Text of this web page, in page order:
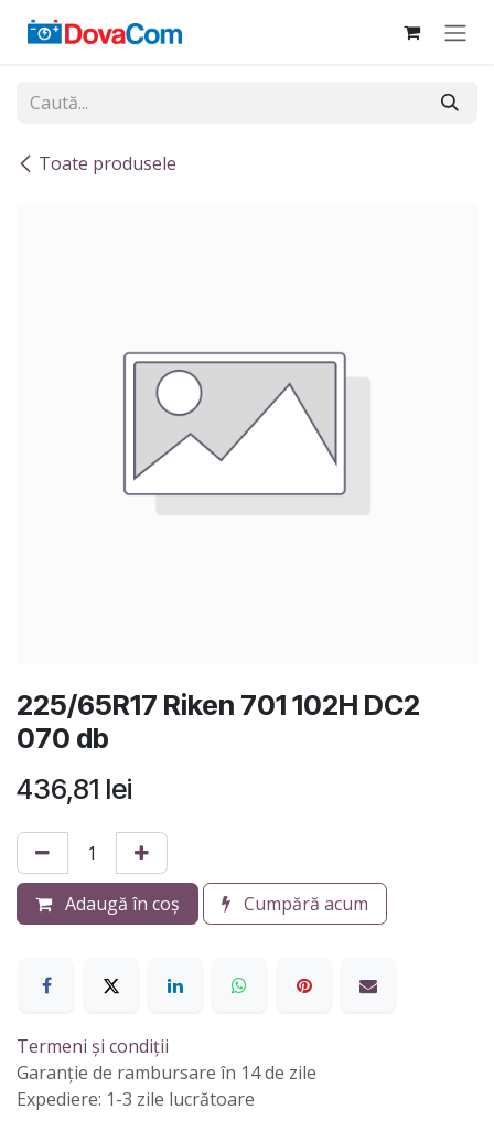
Toate produsele
225/65R17 Riken 701 102H DC2
070 db
436,81 lei
Adaugă în coș Cumpără acum
Termeni și condiții
Garanție de rambursare în 14 de zile
Expediere: 1-3 zile lucrătoare